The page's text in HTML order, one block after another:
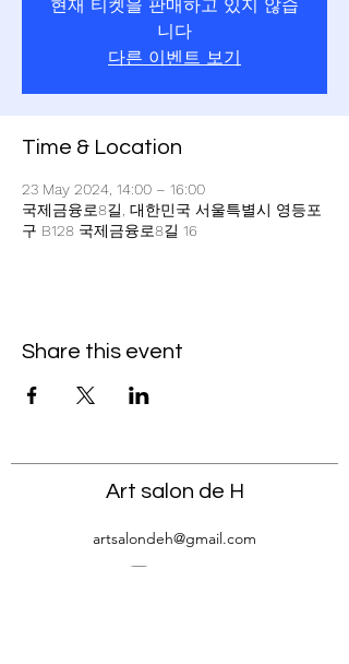
현재 티켓을 판매하고 있지 않습
니다
다른 이벤트 보기
Time & Location
23 May 2024, 14:00 – 16:00
국제금융로8길, 대한민국 서울특별시 영등포
구 B128 국제금융로8길 16
Share this event
Art salon de H
artsalondeh@gmail.com